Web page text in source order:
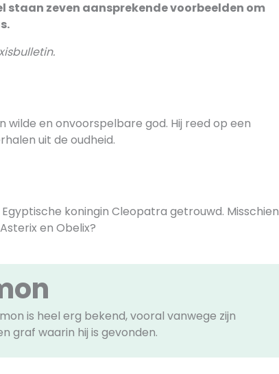
zeven aansprekende voorbeelden om
wilde en onvoorspelbare god. Hij reed op een
uit de oudheid.
koningin Cleopatra getrouwd. Misschien
en Obelix?
is heel erg bekend, vooral vanwege zijn
graf waarin hij is gevonden.